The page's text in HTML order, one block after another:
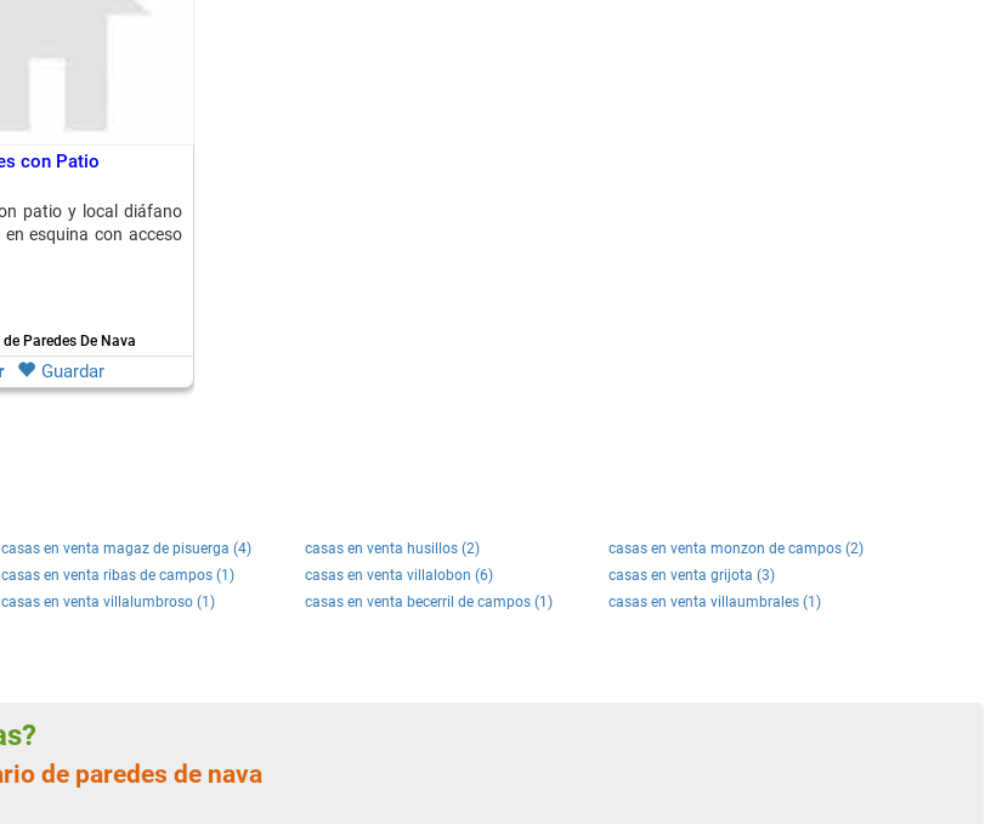
con Patio
patio y local diáfano
esquina con acceso
Paredes De Nava
Guardar
casas en venta magaz de pisuerga (4) casas en venta husillos (2)
casas en venta monzon de campos (2)
casas en venta ribas de campos (1) casas en venta villalobon (6)
casas en venta grijota (3)
casas en venta villalumbroso (1) casas en venta becerril de campos (1) casas en venta villaumbrales (1)
de paredes de nava